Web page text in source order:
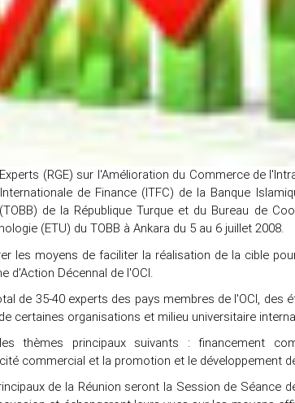
(RGE) sur l'Amélioration du Commerce de
de Finance (ITFC) de la Banque
de la République Turque et du Bureau de
(ETU) du TOBB à Ankara du 5 au 6 juillet 2008.
les moyens de faciliter la réalisation de la cible
d'Action Décennal de l'OCI.
de 35-40 experts des pays membres de l'OCI,
certaines organisations et milieu universitaire
thèmes principaux suivants : financement
commercial et la promotion et le développement
de la Réunion seront la Session de Séance